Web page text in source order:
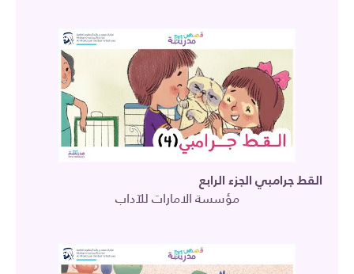
القط جرامبي الجزء الرابع
مؤسسة الامارات للآداب